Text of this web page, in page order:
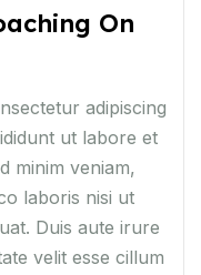
On
adipiscing
ut labore et
minim veniam,
laboris nisi ut
Duis aute irure
velit esse cillum